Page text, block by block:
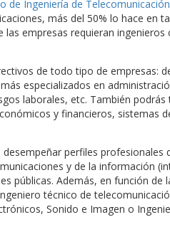
de Ingeniería de
más del 50% lo hace en
empresas requieran ingenieros
de todo tipo de empresas:
especializados en
laborales, etc. También podrás
y financieros, sistemas
perfiles profesionales
y de la información
públicas. Además, en función de
técnico de
Sonido e Imagen o